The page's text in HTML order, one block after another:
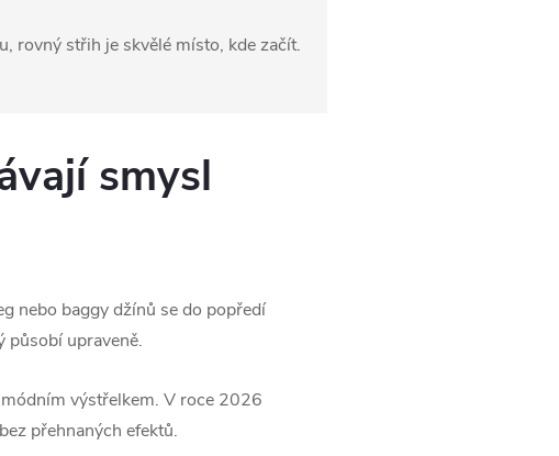
rovný střih je skvělé místo, kde začít.
smysl
nebo baggy džínů se do popředí
působí upraveně.
výstřelkem. V roce 2026
přehnaných efektů.